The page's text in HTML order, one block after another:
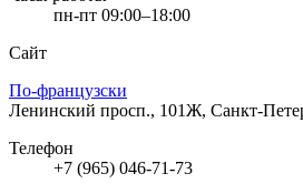
пн-пт 09:00–18:00
Сайт
По-французски
Ленинский просп., 101Ж, Санкт-
Телефон
+7 (965) 046-71-73